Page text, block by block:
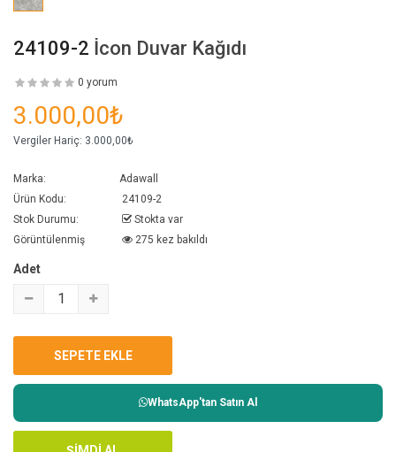
24109-2 İcon Duvar Kağıdı
0 yorum
3.000,00₺
Vergiler Hariç: 3.000,00₺
Marka:
Adawall
Ürün Kodu:
24109-2
Stok Durumu:
Stokta var
Görüntülenmiş
275 kez bakıldı
Adet
WhatsApp'tan Satın Al